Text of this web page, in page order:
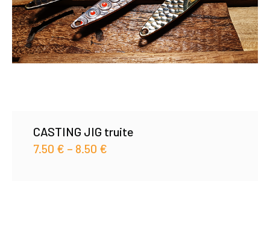
CASTING JIG truite
7.50 € – 8.50 €